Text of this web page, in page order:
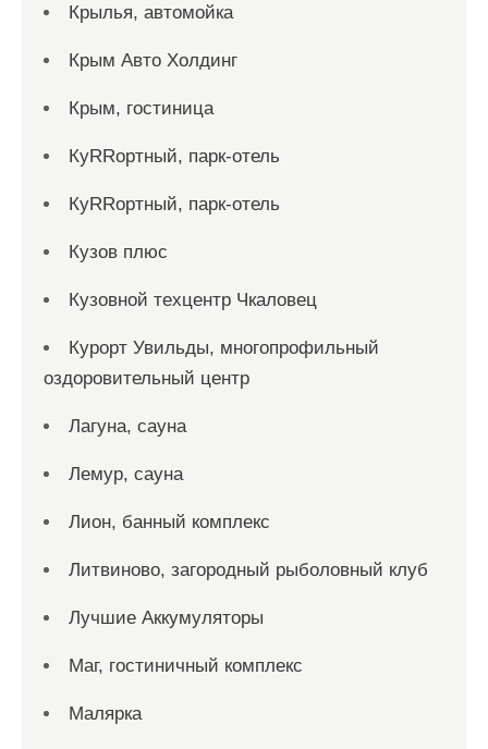
Крылья, автомойка
Крым Авто Холдинг
Крым, гостиница
КуRRортный, парк-отель
КуRRортный, парк-отель
Кузов плюс
Кузовной техцентр Чкаловец
Курорт Увильды, многопрофильный
оздоровительный центр
Лагуна, сауна
Лемур, сауна
Лион, банный комплекс
Литвиново, загородный рыболовный клуб
Лучшие Аккумуляторы
Маг, гостиничный комплекс
Малярка